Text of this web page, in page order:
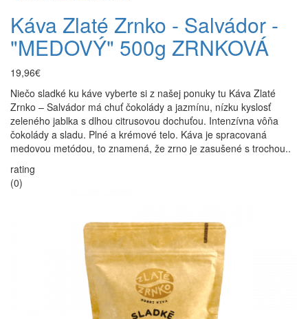
Káva Zlaté Zrnko - Salvádor -
"MEDOVÝ" 500g ZRNKOVÁ
19,96€
Niečo sladké ku káve vyberte si z našej ponuky tu Káva Zlaté
Zrnko – Salvádor má chuť čokolády a jazmínu, nízku kyslosť
zeleného jablka s dlhou citrusovou dochuťou. Intenzívna vôňa
čokolády a sladu. Plné a krémové telo. Káva je spracovaná
medovou metódou, to znamená, že zrno je zasušené s trochou..
rating
(0)